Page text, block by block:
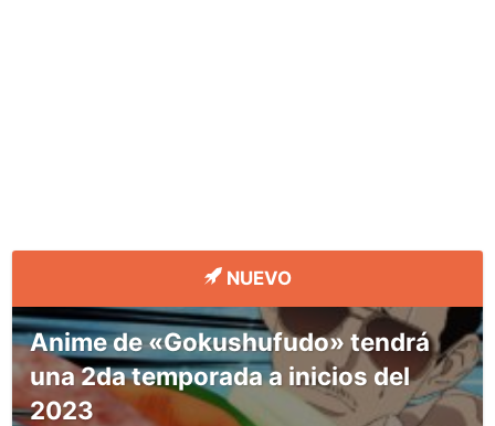
NUEVO
Anime de «Gokushufudo» tendrá
una 2da temporada a inicios del
2023